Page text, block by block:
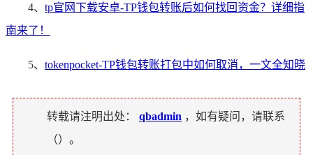
4、 tp官网下载安卓-TP钱包转账后如何找回资金？详细指
南来了！
5、 tokenpocket-TP钱包转账打包中如何取消，一文全知晓
转载请注明出处： qbadmin ，如有疑问，请联系
（）。